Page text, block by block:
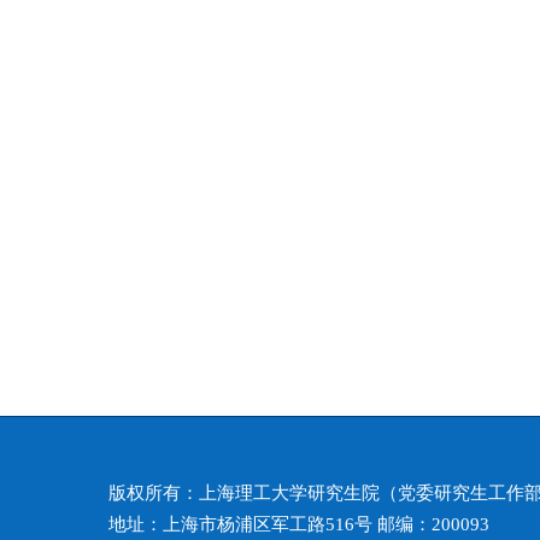
版权所有：上海理工大学研究生院（党委研究生工作
地址：上海市杨浦区军工路516号 邮编：200093